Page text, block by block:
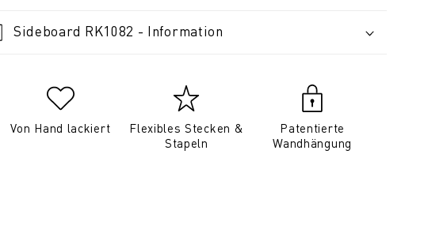
Sideboard RK1082 - Information
Von Hand lackiert
Flexibles Stecken &
Stapeln
Patentierte
Wandhängung